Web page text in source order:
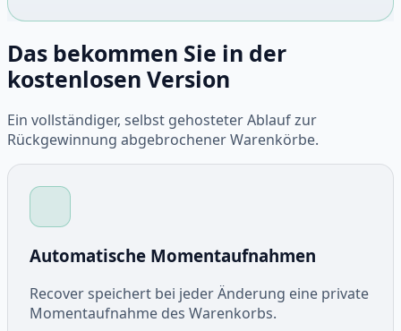
Das bekommen Sie in der
kostenlosen Version
Ein vollständiger, selbst gehosteter Ablauf zur
Rückgewinnung abgebrochener Warenkörbe.
Automatische Momentaufnahmen
Recover speichert bei jeder Änderung eine private
Momentaufnahme des Warenkorbs.